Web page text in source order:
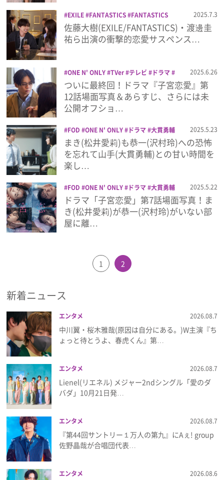
プライバシーポリシー
利用規約
お問い合わせ
EXILE FANTASTICS
FANTASTICS
from EXILE TRIBE プラチナイト 佐藤
大樹
恋愛禁止 日本テレビ 渡邊圭祐
読売テレビ
2025.7.3
佐藤大樹(EXILE/FANTASTICS)・渡邊圭
祐ら出演の衝撃的恋愛サスペンス…
ONE N' ONLY TVer テレビ
ドラマ
大貫勇輔 沢村玲 読売テレビ
2025.6.26
ついに最終回！ドラマ『子宮恋愛』第
12話場面写真＆あらすじ、さらには未
公開オフショ…
FOD ONE N' ONLY ドラマ 大貫勇輔
子宮恋愛 沢村玲 読売テレビ
2025.5.23
まき(松井愛莉)も恭一(沢村玲)への恐怖
を忘れて山手(大貫勇輔)との甘い時間を
楽し…
FOD ONE N' ONLY ドラマ 大貫勇輔
子宮恋愛
沢村玲 読売テレビ
2025.5.22
ドラマ「子宮恋愛」第7話場面写真！ま
き(松井愛莉)が恭一(沢村玲)がいない部
屋に離…
1 2
新着ニュース
エンタメ 2026.08.7
中川翼・桜木雅哉(原因は自分にある。)W主演『ち
ょっと待とうよ、春虎くん』第…
エンタメ 2026.08.7
Lienel(リエネル) メジャー2ndシングル「愛のダ
バダ」10月21日発…
エンタメ 2026.08.7
『第44回サントリー１万人の第九』にAぇ! group
佐野晶哉が合唱団代表…
エンタメ 2026.08.6